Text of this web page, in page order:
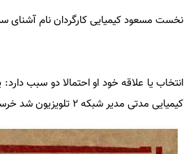
نخست مسعود کیمیایی کارگردان نام آشنای
کیمیایی مدتی مدیر شبکه ۲ تلویزیون شد خرسند هم با او همکاری داشت.